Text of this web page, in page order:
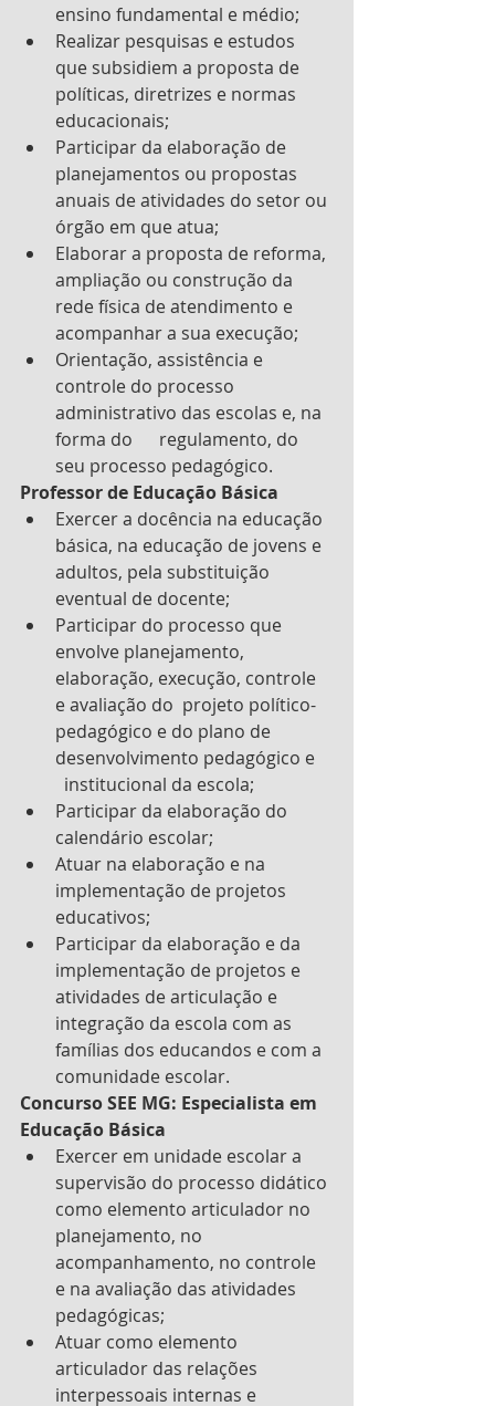
ensino fundamental e médio;
Realizar pesquisas e estudos
que subsidiem a proposta de
políticas, diretrizes e normas
educacionais;
Participar da elaboração de
planejamentos ou propostas
anuais de atividades do setor ou
órgão em que atua;
Elaborar a proposta de reforma,
ampliação ou construção da
rede física de atendimento e
acompanhar a sua execução;
Orientação, assistência e
controle do processo
administrativo das escolas e, na
forma do      regulamento, do
seu processo pedagógico.
Professor de Educação Básica
Exercer a docência na educação
básica, na educação de jovens e
adultos, pela substituição
eventual de docente;
Participar do processo que
envolve planejamento,
elaboração, execução, controle
e avaliação do  projeto político-
pedagógico e do plano de
desenvolvimento pedagógico e
  institucional da escola;
Participar da elaboração do
calendário escolar;
Atuar na elaboração e na
implementação de projetos
educativos;
Participar da elaboração e da
implementação de projetos e
atividades de articulação e
integração da escola com as
famílias dos educandos e com a
comunidade escolar.
Concurso SEE MG: Especialista em
Educação Básica
Exercer em unidade escolar a
supervisão do processo didático
como elemento articulador no
planejamento, no
acompanhamento, no controle
e na avaliação das atividades
pedagógicas;
Atuar como elemento
articulador das relações
interpessoais internas e